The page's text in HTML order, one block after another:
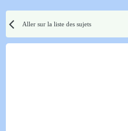
Aller sur la liste des sujets